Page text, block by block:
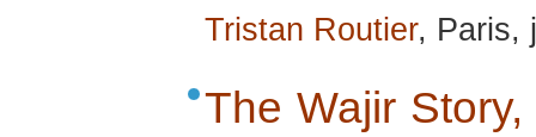
Tristan Routier, Paris,
The Wajir